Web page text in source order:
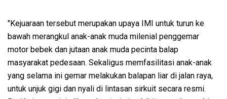
"Kejuaraan tersebut merupakan upaya IMI untuk turun ke
bawah merangkul anak-anak muda milenial penggemar
motor bebek dan jutaan anak muda pecinta balap
masyarakat pedesaan. Sekaligus memfasilitasi anak-anak
yang selama ini gemar melakukan balapan liar di jalan raya,
untuk unjuk gigi dan nyali di lintasan sirkuit secara resmi.